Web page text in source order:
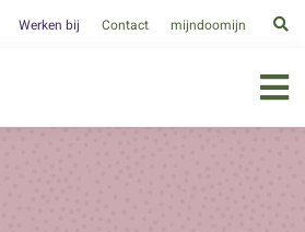
Werken bij Contact mijndoomijn